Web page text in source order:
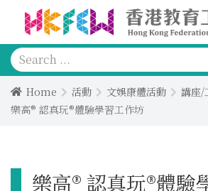
Home 活動 文娛康體活動
講座/
樂高® 認真玩®體驗學習工作坊
樂高® 認真玩®體驗